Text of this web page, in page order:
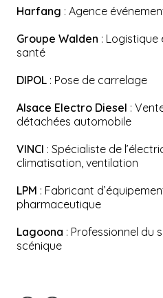
Harfang : Agence
Groupe Walden :
santé
DIPOL: Pose de carrelage
Alsace Electro Diesel :
détachées automobile
VINCI : Spécialiste de
climatisation, ventilation
LPM : Fabricant
pharmaceutique
Lagoona : Professionnel du
scénique